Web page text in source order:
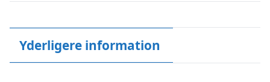
Yderligere information